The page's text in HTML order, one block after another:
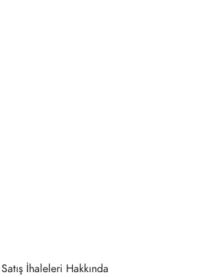
İhaleleri Hakkında